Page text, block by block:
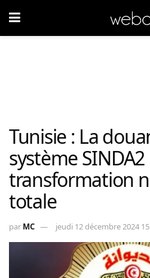
Tunisie : La
système
transformation
totale
par MC jeudi 12 décembre 2024